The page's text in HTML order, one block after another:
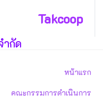
Takcoop
กัด
หน้าแรก
คณะกรรมการดำเนินการ